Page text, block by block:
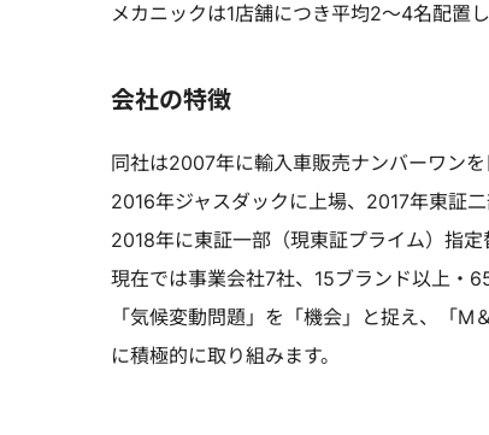
メカニックは1店舗につき平均2～4名配置
会社の特徴
同社は2007年に輸入車販売ナンバーワンを
2016年ジャスダックに上場、2017年東証二
2018年に東証一部（現東証プライム）指
現在では事業会社7社、15ブランド以上・
「気候変動問題」を「機会」と捉え、「
に積極的に取り組みます。